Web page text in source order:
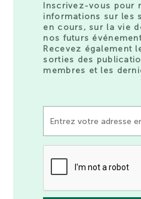
Inscrivez-vous pour
informations sur les
en cours, sur la vie
nos futurs
Recevez également
sorties des
membres et les